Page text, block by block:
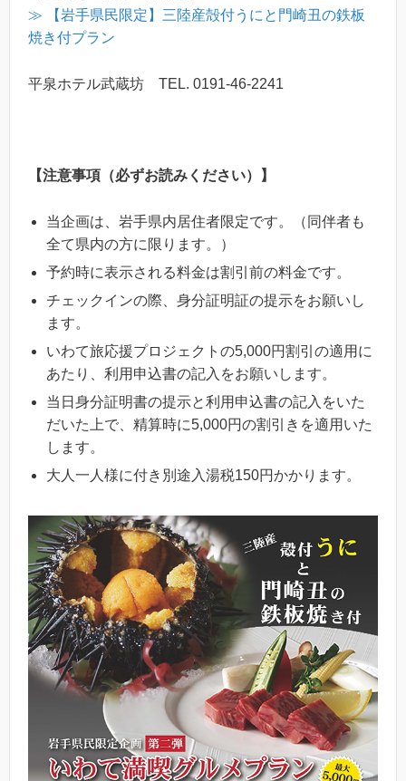
≫ 【岩手県民限定】三陸産殻付うにと門崎丑の鉄板
焼き付プラン
平泉ホテル武蔵坊 TEL. 0191-46-2241
【注意事項（必ずお読みください）】
当企画は、岩手県内居住者限定です。（同伴者も
全て県内の方に限ります。）
予約時に表示される料金は割引前の料金です。
チェックインの際、身分証明証の提示をお願いし
ます。
いわて旅応援プロジェクトの5,000円割引の適用に
あたり、利用申込書の記入をお願いします。
当日身分証明書の提示と利用申込書の記入をいた
だいた上で、精算時に5,000円の割引きを適用いた
します。
大人一人様に付き別途入湯税150円かかります。